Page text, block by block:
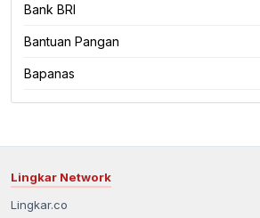
Bank BRI
Bantuan Pangan
Bapanas
Lingkar Network
Lingkar.co